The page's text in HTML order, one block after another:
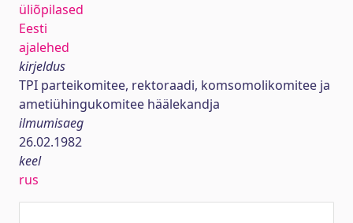
üliõpilased
Eesti
ajalehed
kirjeldus
TPI parteikomitee, rektoraadi, komsomolikomitee ja
ametiühingukomitee häälekandja
ilmumisaeg
26.02.1982
keel
rus